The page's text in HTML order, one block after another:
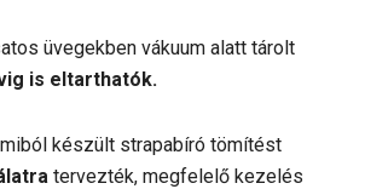
üvegekben vákuum alatt tárolt
is eltarthatók.
készült strapabíró tömítést
tervezték, megfelelő kezelés